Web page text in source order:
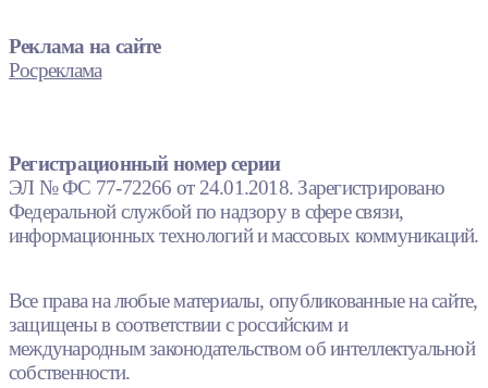
Реклама на сайте
Росреклама
Регистрационный номер серии
ЭЛ № ФС 77-72266 от 24.01.2018. Зарегистрировано
Федеральной службой по надзору в сфере связи,
информационных технологий и массовых коммуникаций.
Все права на любые материалы, опубликованные на сайте,
защищены в соответствии с российским и
международным законодательством об интеллектуальной
собственности.